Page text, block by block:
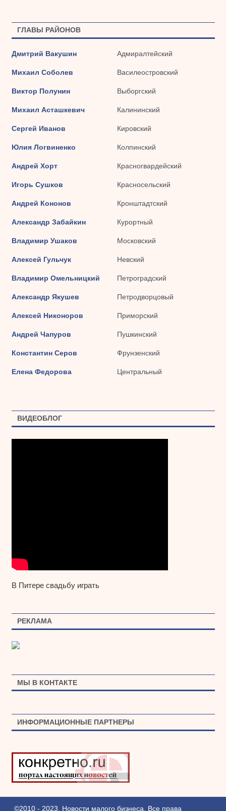
ГЛАВЫ РАЙОНОВ
Дмитрий Вакушин Адмиралтейский
Михаил Соболев Василеостровский
Виктор Полунин Выборгский
Михаил Асташкевич Калининский
Сергей Иванов Кировский
Юлия Логвиненко Колпинский
Андрей Хорт Красногвардейский
Игорь Сушков Красносельский
Андрей Кононов Кронштадтский
Александр Забайкин Курортный
Владимир Ушаков Московский
Алексей Гульчук Невский
Владимир Омельницкий Петроградский
Александр Якушев Петродворцовый
Алексей Никоноров Приморский
Андрей Чапуров Пушкинский
Константин Серов Фрунзенский
Елена Федорова Центральный
ВИДЕОБЛОГ
В Питере свадьбу играть
РЕКЛАМА
МЫ В КОНТАКТЕ
ИНФОРМАЦИОННЫЕ ПАРТНЕРЫ
©2010 - 2023. Новости малого бизнеса. Все права